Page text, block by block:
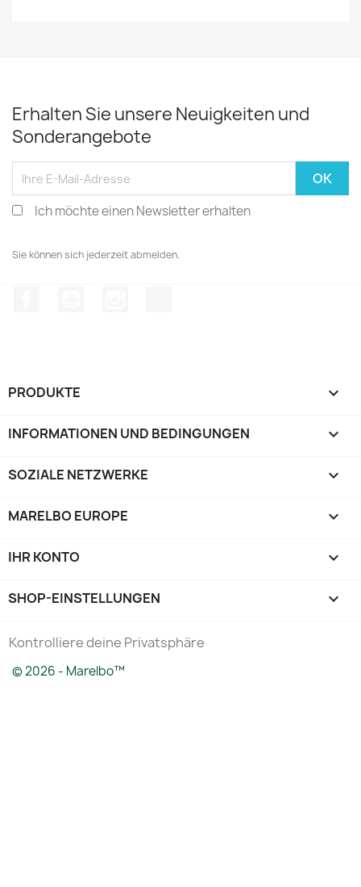
Erhalten Sie unsere Neuigkeiten und
Sonderangebote
Ich möchte einen Newsletter erhalten
Sie können sich jederzeit abmelden.
PRODUKTE 
INFORMATIONEN UND BEDINGUNGEN 
SOZIALE NETZWERKE 
MARELBO EUROPE 
IHR KONTO 
SHOP-EINSTELLUNGEN keyboard_arrow_down
Kontrolliere deine Privatsphäre
© 2026 - Marelbo™